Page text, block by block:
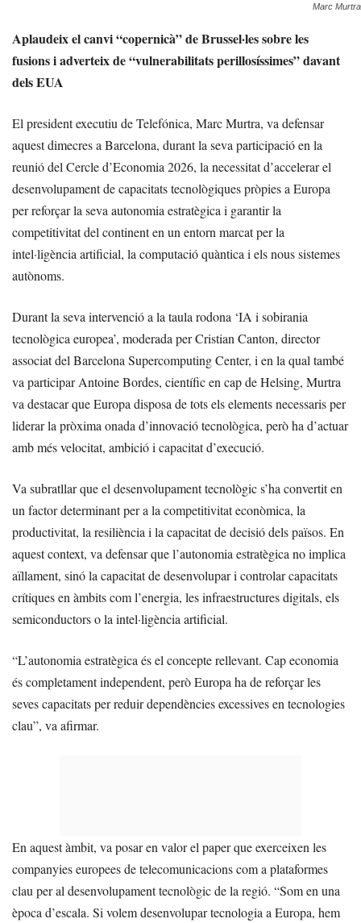
Marc Murtra
Aplaudeix el canvi “copernicà” de Brussel·les sobre les
fusions i adverteix de “vulnerabilitats perillosíssimes” davant
dels EUA
El president executiu de Telefónica, Marc Murtra, va defensar
aquest dimecres a Barcelona, durant la seva participació en la
reunió del Cercle d’Economia 2026, la necessitat d’accelerar el
desenvolupament de capacitats tecnològiques pròpies a Europa
per reforçar la seva autonomia estratègica i garantir la
competitivitat del continent en un entorn marcat per la
intel·ligència artificial, la computació quàntica i els nous sistemes
autònoms.
Durant la seva intervenció a la taula rodona ‘IA i sobirania
tecnològica europea’, moderada per Cristian Canton, director
associat del Barcelona Supercomputing Center, i en la qual també
va participar Antoine Bordes, científic en cap de Helsing, Murtra
va destacar que Europa disposa de tots els elements necessaris per
liderar la pròxima onada d’innovació tecnològica, però ha d’actuar
amb més velocitat, ambició i capacitat d’execució.
Va subratllar que el desenvolupament tecnològic s’ha convertit en
un factor determinant per a la competitivitat econòmica, la
productivitat, la resiliència i la capacitat de decisió dels països. En
aquest context, va defensar que l’autonomia estratègica no implica
aïllament, sinó la capacitat de desenvolupar i controlar capacitats
crítiques en àmbits com l’energia, les infraestructures digitals, els
semiconductors o la intel·ligència artificial.
“L’autonomia estratègica és el concepte rellevant. Cap economia
és completament independent, però Europa ha de reforçar les
seves capacitats per reduir dependències excessives en tecnologies
clau”, va afirmar.
En aquest àmbit, va posar en valor el paper que exerceixen les
companyies europees de telecomunicacions com a plataformes
clau per al desenvolupament tecnològic de la regió. “Som en una
època d’escala. Si volem desenvolupar tecnologia a Europa, hem